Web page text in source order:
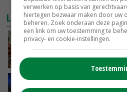
LAATSTE NIEUWS
Oorlogen en El
VANDAAG, 15:04
Nettowinst Royal
verwerken op basis van
hiertegen bezwaar maken door uw
beheren. Zoek onderaan deze
een link om uw toestemming te
privacy- en cookie-instellingen.